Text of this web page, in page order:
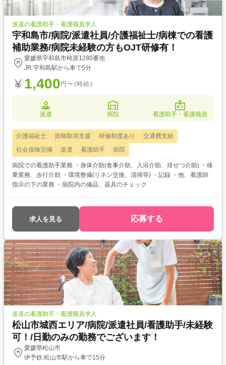
派遣の看護助手・看護職員求人
宇和島市/病院/派遣社員/介護福祉士/病棟での看護
補助業務/病院未経験の方もOJT研修有！
愛媛県宇和島市柿原1280番地
JR:宇和島駅から車で5分
1,400 円〜(時給)
派遣 病院 看護助手・看護職員
介護福祉士 資格取得支援 研修制度あり
交通費支給
社会保険完備
派遣 看護助手 病院
病院での看護助手業務 ・身体介助(食事介助、入浴介助、排せつ介助) ・移
乗業務、歩行介助 ・環境整備(リネン交換、清掃等) ・記録 ・他、看護師
指示の下の業務 ・病院内の備品、器具のチェック
求人を見る 応募する
派遣の看護助手・看護職員求人
松山市城西エリア/病院/派遣社員/看護助手/未経験
可！/日勤のみの勤務でございます！
愛媛県松山市
伊予鉄:松山市駅から車で15分